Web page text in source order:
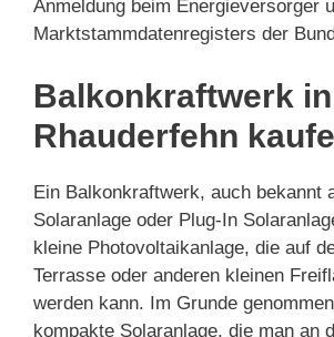
Anmeldung beim Energieversorger
Marktstammdatenregisters der
Balkonkraftwerk in
Rhauderfehn
Ein Balkonkraftwerk, auch bekannt
Solaranlage oder Plug-In
kleine Photovoltaikanlage, die auf
Terrasse oder anderen kleinen
werden kann. Im Grunde
kompakte Solaranlage, die man an